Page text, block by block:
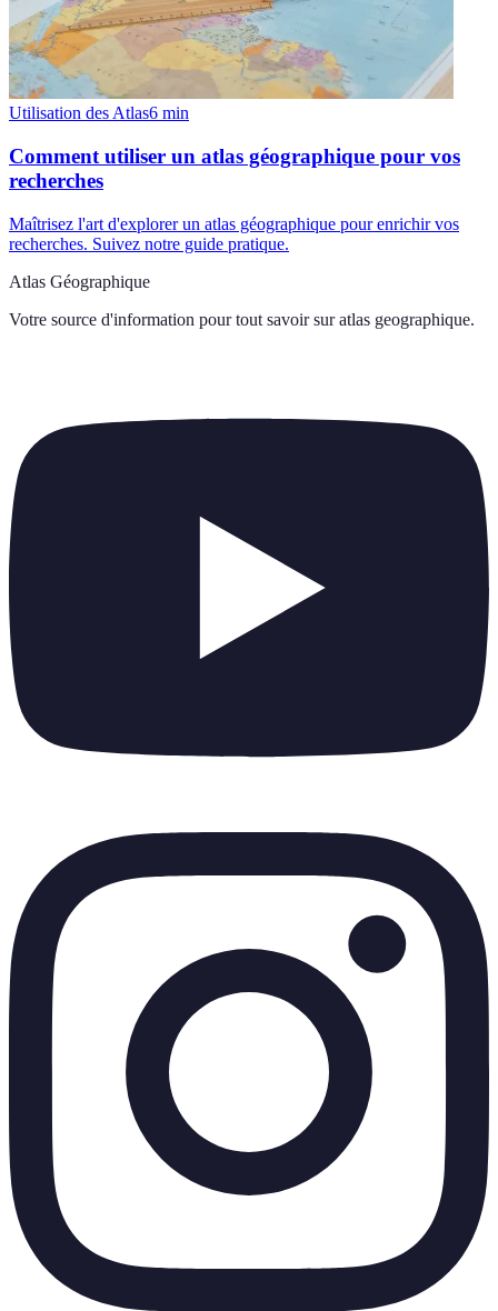
Utilisation des Atlas6 min
Comment utiliser un atlas géographique pour vos
recherches
Maîtrisez l'art d'explorer un atlas géographique pour enrichir vos
recherches. Suivez notre guide pratique.
Atlas Géographique
Votre source d'information pour tout savoir sur atlas geographique.